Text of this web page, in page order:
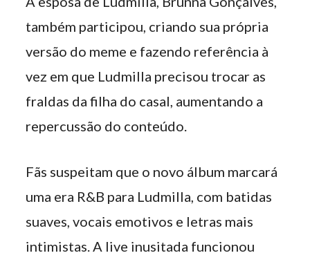
também participou, criando sua própria
versão do meme e fazendo referência à
vez em que Ludmilla precisou trocar as
fraldas da filha do casal, aumentando a
repercussão do conteúdo.
Fãs suspeitam que o novo álbum marcará
uma era R&B para Ludmilla, com batidas
suaves, vocais emotivos e letras mais
intimistas. A live inusitada funcionou